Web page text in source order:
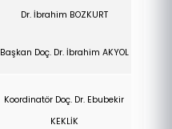
Dr. İbrahim BOZKURT
Başkan Doç. Dr. İbrahim AKYOL
Koordinatör Doç. Dr. Ebubekir
KEKLİK